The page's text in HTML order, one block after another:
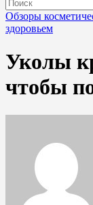
Обзоры
здоровьем
Уколы
чтобы